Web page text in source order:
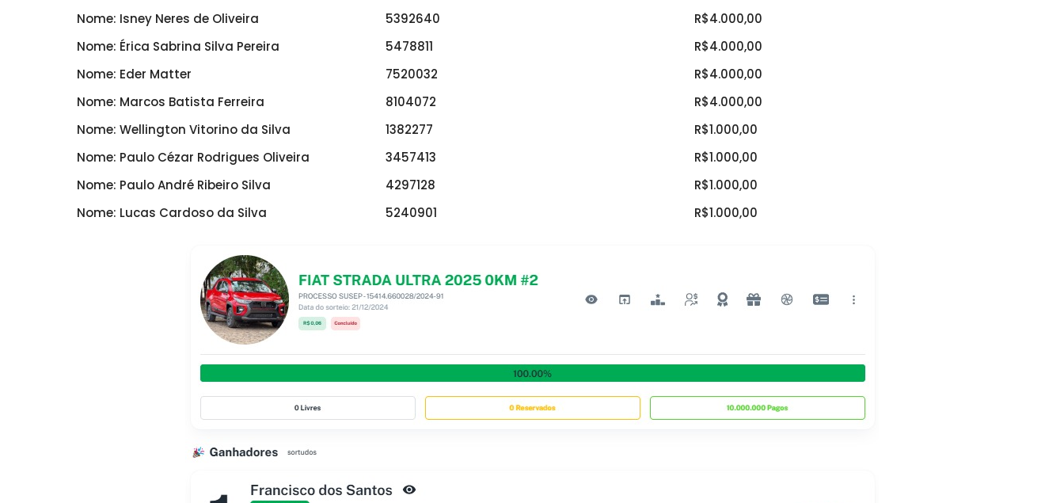
Nome: Isney Neres de Oliveira
5392640
R$4.000,00
Nome: Érica Sabrina Silva Pereira
5478811
R$4.000,00
Nome: Eder Matter
7520032
R$4.000,00
Nome: Marcos Batista Ferreira
8104072
R$4.000,00
Nome: Wellington Vitorino da Silva
1382277
R$1.000,00
Nome: Paulo Cézar Rodrigues Oliveira
3457413
R$1.000,00
Nome: Paulo André Ribeiro Silva
4297128
R$1.000,00
Nome: Lucas Cardoso da Silva
5240901 R$1.000,00